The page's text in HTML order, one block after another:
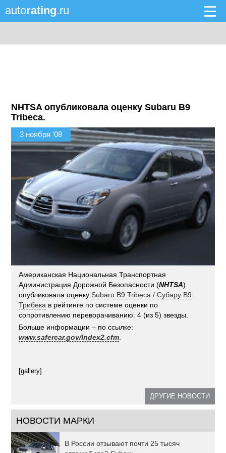
autorating.ru
NHTSA опубликовала оценку Subaru B9
Tribeca.
3 ноября '08
Американская Национальная Транспортная
Администрация Дорожной Безопасности (NHTSA)
опубликовала оценку Subaru B9 Tribeca / Субару В9
Трибека в рейтинге по системе оценки по
сопротивлению переворачиванию: 4 (из 5) звезды.
Больше информации – по ссылке:
www.safercar.gov/Index2.cfm
[gallery]
ДРУГИЕ НОВОСТИ
НОВОСТИ МАРКИ
В России отзывают почти 25 тысяч